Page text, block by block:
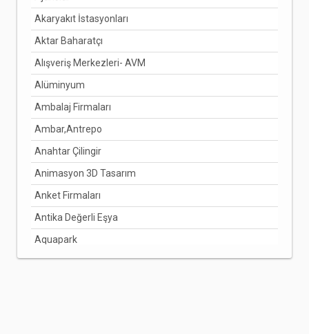
ÇORUM
DENİZLİ
DİYARBAKIR
DÜZCE
EDİRNE
ELAZIĞ
ERZİNCAN
ERZURUM
ESKİŞEHİR
GAZİANTEP
GİRESUN
Akaryakıt İstasyonları
Aktar Baharatçı
Alışveriş Merkezleri- AVM
Alüminyum
Ambalaj Firmaları
Ambar,Antrepo
Anahtar Çilingir
Animasyon 3D Tasarım
Anket Firmaları
Antika Değerli Eşya
Aquapark
Arabuluculuk Hizmetleri